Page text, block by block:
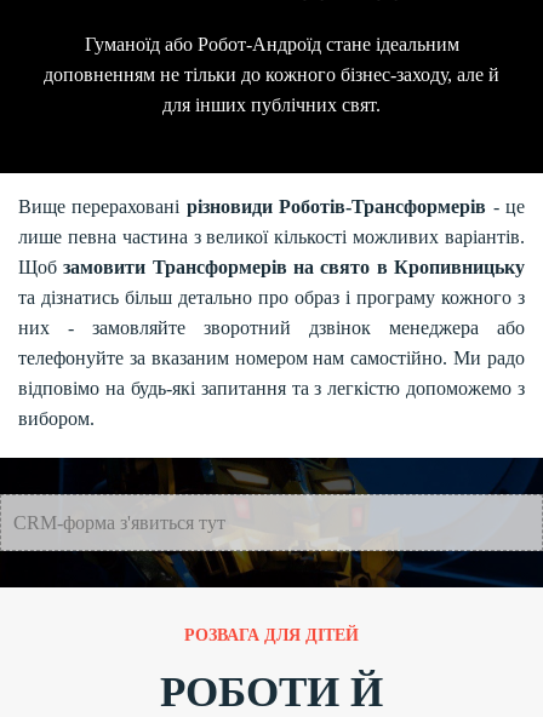
Гуманоїд або Робот-Андроїд стане ідеальним
доповненням не тільки до кожного бізнес-заходу, але й
для інших публічних свят.
Вище перераховані різновиди Роботів-Трансформерів - це
лише певна частина з великої кількості можливих варіантів.
Щобзамовити Трансформерів на свято в Кропивницьку
та дізнатись більш детально про образ і програму кожного з
них - замовляйте зворотний дзвінок менеджера або
телефонуйте за вказаним номером нам самостійно. Ми радо
відповімо на будь-які запитання та з легкістю допоможемо з
вибором.
CRM-форма з'явиться тут
РОЗВАГА ДЛЯ ДІТЕЙ
РОБОТИ Й